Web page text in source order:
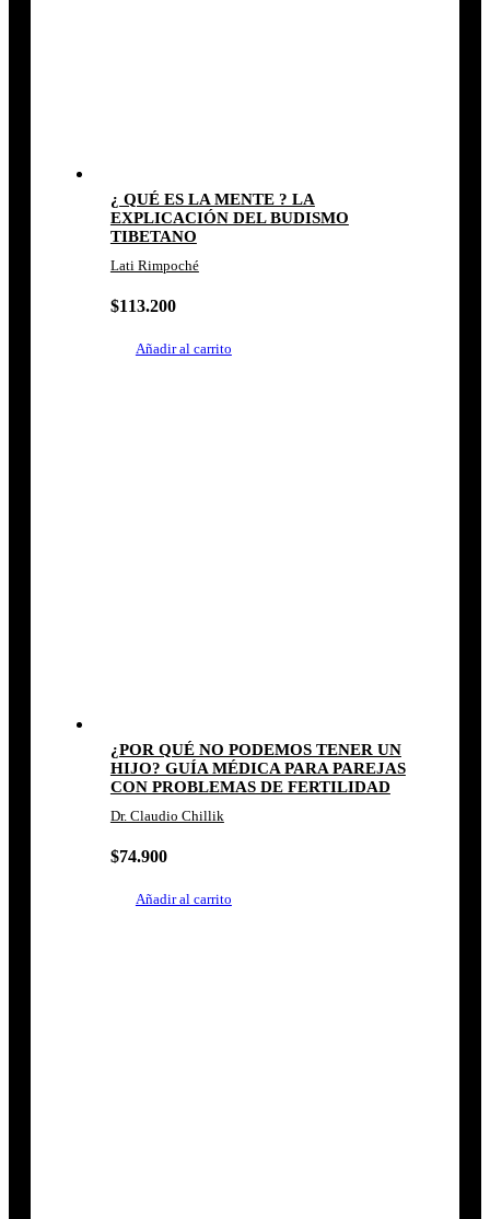
¿ QUÉ ES LA MENTE ? LA
EXPLICACIÓN DEL BUDISMO
TIBETANO
Lati Rimpoché
$113.200
Añadir al carrito
¿POR QUÉ NO PODEMOS TENER UN
HIJO? GUÍA MÉDICA PARA PAREJAS
CON PROBLEMAS DE FERTILIDAD
Dr. Claudio Chillik
$74.900
Añadir al carrito